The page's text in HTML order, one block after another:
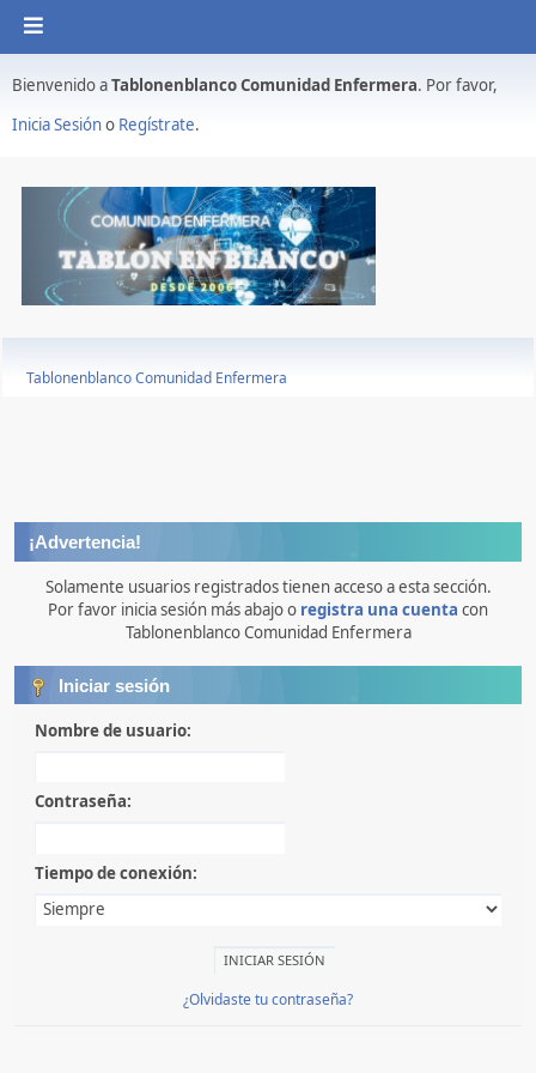
Bienvenido aTablonenblanco Comunidad Enfermera. Por favor,
Inicia Sesióno Regístrate.
Tablonenblanco Comunidad Enfermera
¡Advertencia!
Solamente usuarios registrados tienen acceso a esta sección.
Por favor inicia sesión más abajo o registra una cuenta con
Tablonenblanco Comunidad Enfermera
Iniciar sesión
Nombre de usuario:
Contraseña:
Tiempo de conexión:
¿Olvidaste tu contraseña?